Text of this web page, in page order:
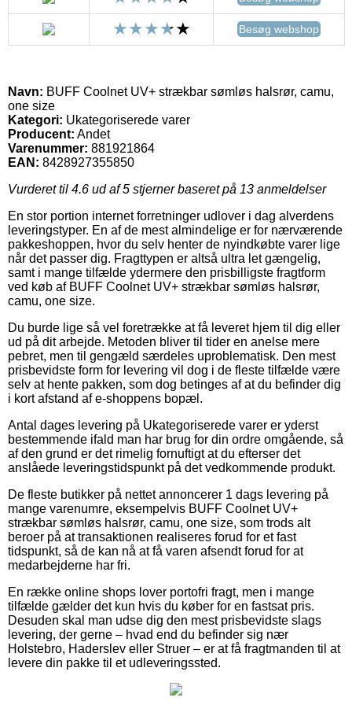
Besøg webshop
Navn: BUFF Coolnet UV+ strækbar sømløs halsrør, camu,
one size
Kategori: Ukategoriserede varer
Producent: Andet
Varenummer: 881921864
EAN: 8428927355850
Vurderet til 4.6 ud af 5 stjerner baseret på 13 anmeldelser
En stor portion internet forretninger udlover i dag alverdens
leveringstyper. En af de mest almindelige er for nærværende
pakkeshoppen, hvor du selv henter de nyindkøbte varer lige
når det passer dig. Fragttypen er altså ultra let gængelig,
samt i mange tilfælde ydermere den prisbilligste fragtform
ved køb af BUFF Coolnet UV+ strækbar sømløs halsrør,
camu, one size.
Du burde lige så vel foretrække at få leveret hjem til dig eller
ud på dit arbejde. Metoden bliver til tider en anelse mere
pebret, men til gengæld særdeles uproblematisk. Den mest
prisbevidste form for levering vil dog i de fleste tilfælde være
selv at hente pakken, som dog betinges af at du befinder dig
i kort afstand af e-shoppens bopæl.
Antal dages levering på Ukategoriserede varer er yderst
bestemmende ifald man har brug for din ordre omgående, så
af den grund er det rimelig fornuftigt at du efterser det
anslåede leveringstidspunkt på det vedkommende produkt.
De fleste butikker på nettet annoncerer 1 dags levering på
mange varenumre, eksempelvis BUFF Coolnet UV+
strækbar sømløs halsrør, camu, one size, som trods alt
beroer på at transaktionen realiseres forud for et fast
tidspunkt, så de kan nå at få varen afsendt forud for at
medarbejderne har fri.
En række online shops lover portofri fragt, men i mange
tilfælde gælder det kun hvis du køber for en fastsat pris.
Desuden skal man udse dig den mest prisbevidste slags
levering, der gerne – hvad end du befinder sig nær
Holstebro, Haderslev eller Struer – er at få fragtmanden til at
levere din pakke til et udleveringssted.